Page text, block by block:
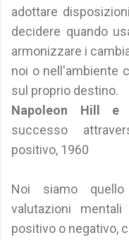
adottare
decidere quando
armonizzare i
noi o nell'ambiente
sul proprio destino.
Napoleon Hill e
successo
positivo, 1960
Noi siamo
valutazioni mentali
positivo o negativo,